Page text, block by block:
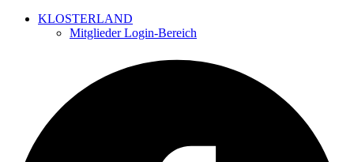
KLOSTERLAND
Mitglieder Login-Bereich